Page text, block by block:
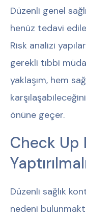
Düzenli genel
henüz tedavi
Risk analizi
gerekli tıbbi
yaklaşım, hem
önüne geçer.
Check Up
Düzenli sağlık
nedeni